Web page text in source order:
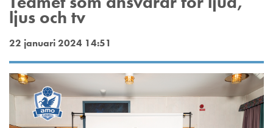
ljus och tv
22 januari 2024 14:51